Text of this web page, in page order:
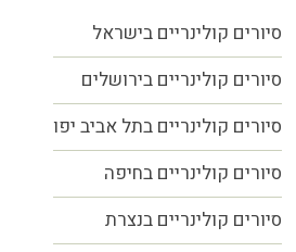
סיורים קולינריים בישראל
סיורים קולינריים בירושלים
סיורים קולינריים בתל אביב יפו
סיורים קולינריים בחיפה
סיורים קולינריים בנצרת